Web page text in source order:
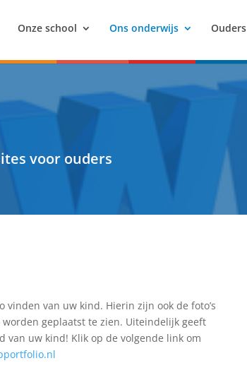
Onze school Ons onderwijs Ouders
voor ouders
van uw kind. Hierin zijn ook de foto’s
geplaatst te zien. Uiteindelijk geeft
van uw kind! Klik op de volgende link om